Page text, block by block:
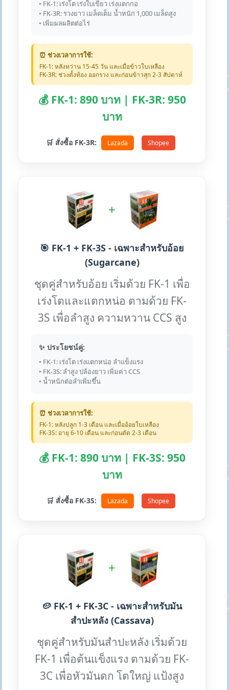
• FK-1: เร่งโต เร่งใบเขียว เร่งแตกกอ
• FK-3R: รวงยาว เมล็ดเต็ม น้ำหนัก 1,000 เมล็ดสูง
• เพิ่มผลผลิตต่อไร่
⏰ ช่วงเวลาการใช้:
FK-1: หลังหว่าน 15-45 วัน และเมื่อข้าวใบเหลือง
FK-3R: ช่วงตั้งท้อง ออกรวง และก่อนข้าวสุก 2-3 สัปดาห์
💰 FK-1: 890 บาท | FK-3R: 950
บาท
🛒 สั่งซื้อ FK-3R: Lazada Shopee
+
🎯 FK-1 + FK-3S - เฉพาะสำหรับอ้อย
(Sugarcane)
ชุดคู่สำหรับอ้อย เริ่มด้วย FK-1 เพื่อ
เร่งโตและแตกหน่อ ตามด้วย FK-
3S เพื่อลำสูง ความหวาน CCS สูง
✨ ประโยชน์คู่:
• FK-1: เร่งโต เร่งแตกหน่อ ลำแข็งแรง
• FK-3S: ลำสูง ปล้องยาว เพิ่มค่า CCS
• น้ำหนักต่อลำเพิ่มขึ้น
⏰ ช่วงเวลาการใช้:
FK-1: หลังปลูก 1-3 เดือน และเมื่ออ้อยใบเหลือง
FK-3S: อายุ 6-10 เดือน และก่อนตัด 2-3 เดือน
💰 FK-1: 890 บาท | FK-3S: 950
บาท
🛒 สั่งซื้อ FK-3S: Lazada Shopee
+
🥔 FK-1 + FK-3C - เฉพาะสำหรับมัน
สำปะหลัง (Cassava)
ชุดคู่สำหรับมันสำปะหลัง เริ่มด้วย
FK-1 เพื่อต้นแข็งแรง ตามด้วย FK-
3C เพื่อหัวมันดก โตใหญ่ แป้งสูง